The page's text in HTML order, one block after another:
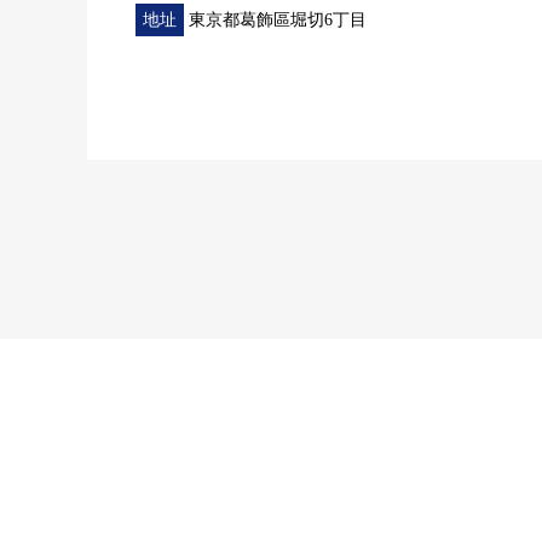
地址 東京都葛飾區堀切6丁目